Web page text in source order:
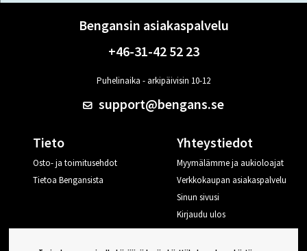
Bengansin asiakaspalvelu
+46-31-42 52 23
Puhelinaika - arkipäivisin 10-12
support@bengans.se
Tieto
Osto- ja toimitusehdot
Tietoa Bengansista
Yhteystiedot
Myymälämme ja aukioloajat
Verkkokaupan asiakaspalvelu
Sinun sivusi
Kirjaudu ulos